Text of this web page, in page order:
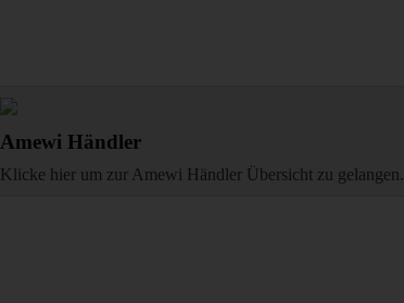
Amewi Händler
Klicke hier um zur Amewi Händler Übersicht zu gelangen.